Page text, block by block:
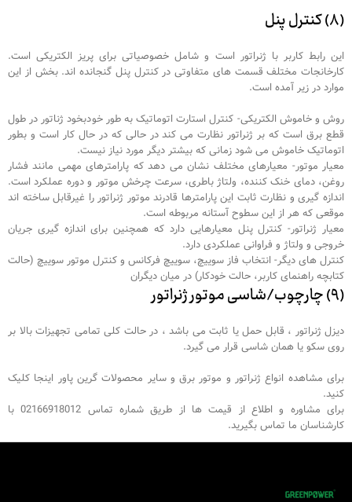
(۸) کنترل پنل
این رابط کاربر با ژنراتور است و شامل خصوصیاتی برای پریز الکتریکی است.
کارخانجات مختلف قسمت های متفاوتی در کنترل پنل گنجانده اند. بخش از این
موارد در زیر آمده است.
روش و خاموش الکتریکی- کنترل استارت اتوماتیک به طور خودبخود ژناتور در طول
قطع برق است که بر ژنراتور نظارت می کند در حالی که در حال کار است و بطور
اتوماتیک خاموش می شود زمانی که بیشتر دیگر مورد نیاز نیست.
معیار موتور- معیارهای مختلف نشان می دهد که پارامترهای مهمی مانند فشار
روغن، دمای خنک کننده، ولتاژ باطری، سرعت چرخش موتور و دوره عملکرد است.
اندازه گیری و نظارت ثابت این پارامترها قادرند موتور ژنراتور را غیرقابل ساخته اند
موقعی که هر از این سطوح آستانه مربوطه است.
معیار ژنراتور- کنترل پنل معیارهایی دارد که همچنین برای اندازه گیری جریان
خروجی و ولتاژ و فراوانی عملکردی دارد.
کنترل های دیگر- انتخاب فاز سوییچ، سوییچ فرکانس و کنترل موتور سوییچ (حالت
کتابچه راهنمای کاربر، حالت خودکار) در میان دیگران
(۹) چارچوب/شاسی موتور ژنراتور
دیزل ژنراتور ، قابل حمل یا ثابت می باشد ، در حالت کلی تمامی تجهیزات بالا بر
روی سکو یا همان شاسی قرار می گیرد.
برای مشاهده انواع ژنراتور و موتور برق و سایر محصولات گرین پاور اینجا کلیک
کنید.
برای مشاوره و اطلاع از قیمت ها از طریق شماره تماس 02166918012 با
کارشناسان ما تماس بگیرید.